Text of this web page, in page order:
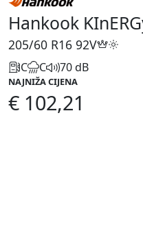
Hankook
205/60 R16 92V
C C 70 dB
NAJNIŽA CIJENA
€ 102,21